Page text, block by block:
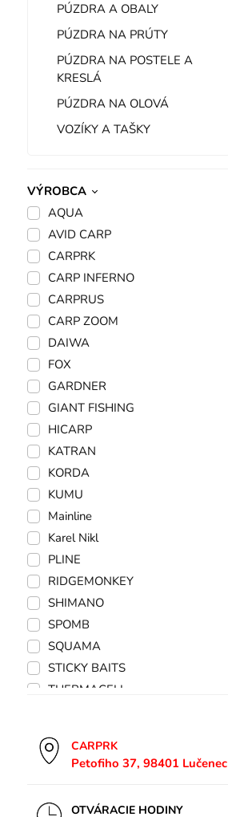
PÚZDRA A OBALY
PÚZDRA NA PRÚTY
PÚZDRA NA POSTELE A
KRESLÁ
PÚZDRA NA OLOVÁ
VOZÍKY A TAŠKY
VÝROBCA
AQUA
AVID CARP
CARPRK
CARP INFERNO
CARPRUS
CARP ZOOM
DAIWA
FOX
GARDNER
GIANT FISHING
HICARP
KATRAN
KORDA
KUMU
Mainline
Karel Nikl
PLINE
RIDGEMONKEY
SHIMANO
SPOMB
SQUAMA
STICKY BAITS
THERMACELL
TRAKKER
Giant Fishing
CARPRK
Petofiho 37, 98401 Lučenec
OTVÁRACIE HODINY